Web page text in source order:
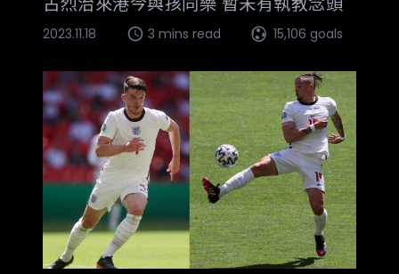
2023.11.18 3 mins read 15,106 goals